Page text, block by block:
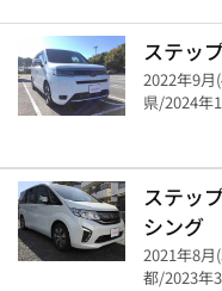
ステッ
2022年9
県/2024年
ステッ
シング
2021年8
都/2023年